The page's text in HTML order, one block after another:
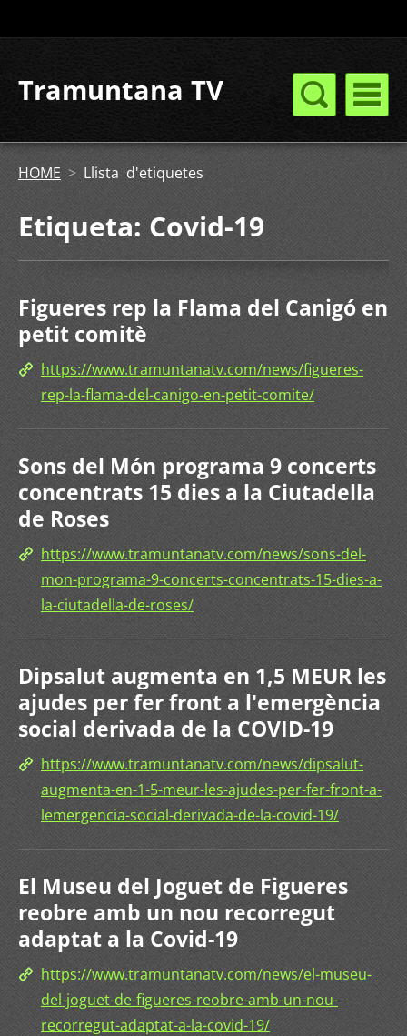
Tramuntana TV
HOME > Llista d'etiquetes
Etiqueta: Covid-19
Figueres rep la Flama del Canigó en
petit comitè
https://www.tramuntanatv.com/news/figueres-
rep-la-flama-del-canigo-en-petit-comite/
Sons del Món programa 9 concerts
concentrats 15 dies a la Ciutadella
de Roses
https://www.tramuntanatv.com/news/sons-del-
mon-programa-9-concerts-concentrats-15-dies-a-
la-ciutadella-de-roses/
Dipsalut augmenta en 1,5 MEUR les
ajudes per fer front a l'emergència
social derivada de la COVID-19
https://www.tramuntanatv.com/news/dipsalut-
augmenta-en-1-5-meur-les-ajudes-per-fer-front-a-
lemergencia-social-derivada-de-la-covid-19/
El Museu del Joguet de Figueres
reobre amb un nou recorregut
adaptat a la Covid-19
https://www.tramuntanatv.com/news/el-museu-
del-joguet-de-figueres-reobre-amb-un-nou-
recorregut-adaptat-a-la-covid-19/